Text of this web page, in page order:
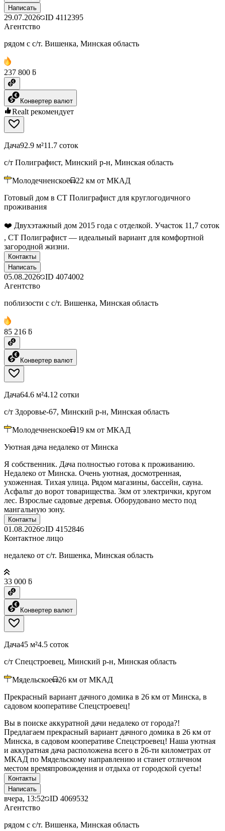
Написать
29.07.2026 ID 4112395
Агентство
рядом с с/т. Вишенка, Минская область
237 800 ƃ
Конвертер валют
Realt рекомендует
Дача92.9 м²11.7 соток
с/т Полиграфист, Минский р-н, Минская область
Молодечненское 22 км от МКАД
Готовый дом в СТ Полиграфист для круглогодичного
проживания
❤️ Двухэтажный дом 2015 года с отделкой. Участок 11,7 соток
, СТ Полиграфист — идеальный вариант для комфортной
загородной жизни.
Контакты
Написать
05.08.2026 ID 4074002
Агентство
поблизости с с/т. Вишенка, Минская область
85 216 ƃ
Конвертер валют
Дача64.6 м²4.12 сотки
с/т Здоровье-67, Минский р-н, Минская область
Молодечненское 19 км от МКАД
Уютная дача недалеко от Минска
Я собственник. Дача полностью готова к проживанию.
Недалеко от Минска. Очень уютная, досмотренная,
ухоженная. Тихая улица. Рядом магазины, бассейн, сауна.
Асфальт до ворот товарищества. 3км от электрички, кругом
лес. Взрослые садовые деревья. Оборудовано место под
мангальную зону.
Контакты
01.08.2026 ID 4152846
Контактное лицо
недалеко от с/т. Вишенка, Минская область
33 000 ƃ
Конвертер валют
Дача45 м²4.5 соток
с/т Спецстроевец, Минский р-н, Минская область
Мядельское 26 км от МКАД
Прекрасный вариант дачного домика в 26 км от Минска, в
садовом кооперативе Спецстроевец!
Вы в поиске аккуратной дачи недалеко от города?!
Предлагаем прекрасный вариант дачного домика в 26 км от
Минска, в садовом кооперативе Спецстроевец! Наша уютная
и аккуратная дача расположена всего в 26-ти километрах от
МКАД по Мядельскому направлению и станет отличном
местом времяпровождения и отдыха от городской суеты!
Контакты
Написать
вчера, 13:52 ID 4069532
Агентство
рядом с с/т. Вишенка, Минская область